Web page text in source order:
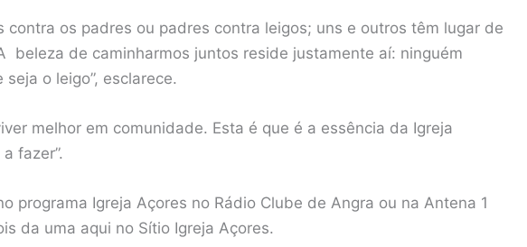
contra os padres ou padres contra leigos; uns e outros têm lugar de
beleza de caminharmos juntos reside justamente aí: ninguém
o leigo”, esclarece.
melhor em comunidade. Esta é que é a essência da Igreja
fazer”.
programa Igreja Açores no Rádio Clube de Angra ou na Antena 1
da uma aqui no Sítio Igreja Açores.